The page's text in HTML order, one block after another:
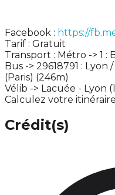
Facebook : https://
Tarif : Gratuit
Transport : Métro -> 1 :
Bus -> 29618791 :
(Paris) (246m)
Vélib -> Lacuée - Lyon
Calculez votre
Crédit(s)